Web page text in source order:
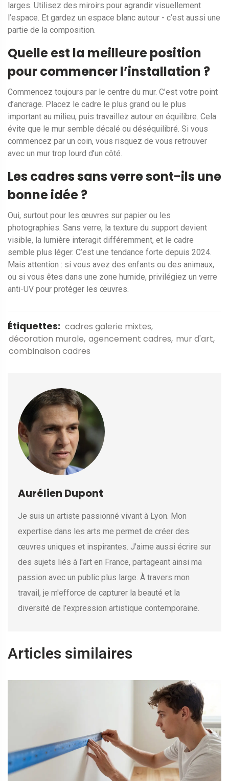
larges. Utilisez des miroirs pour agrandir visuellement
l’espace. Et gardez un espace blanc autour - c’est aussi une
partie de la composition.
Quelle est la meilleure position
pour commencer l’installation ?
Commencez toujours par le centre du mur. C’est votre point
d’ancrage. Placez le cadre le plus grand ou le plus
important au milieu, puis travaillez autour en équilibre. Cela
évite que le mur semble décalé ou déséquilibré. Si vous
commencez par un coin, vous risquez de vous retrouver
avec un mur trop lourd d’un côté.
Les cadres sans verre sont-ils une
bonne idée ?
Oui, surtout pour les œuvres sur papier ou les
photographies. Sans verre, la texture du support devient
visible, la lumière interagit différemment, et le cadre
semble plus léger. C’est une tendance forte depuis 2024.
Mais attention : si vous avez des enfants ou des animaux,
ou si vous êtes dans une zone humide, privilégiez un verre
anti-UV pour protéger les œuvres.
Étiquettes: cadres galerie mixtes
décoration murale agencement cadres mur d'art
combinaison cadres
Aurélien Dupont
Je suis un artiste passionné vivant à Lyon. Mon
expertise dans les arts me permet de créer des
œuvres uniques et inspirantes. J'aime aussi écrire sur
des sujets liés à l'art en France, partageant ainsi ma
passion avec un public plus large. À travers mon
travail, je m'efforce de capturer la beauté et la
diversité de l'expression artistique contemporaine.
Articles similaires